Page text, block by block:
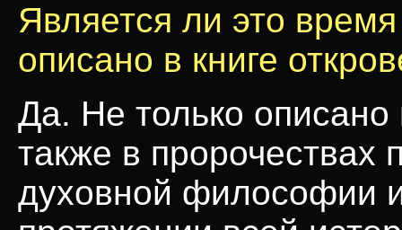
Является ли это
описано в книге
Да. Не только
также в пророчествах
духовной философии